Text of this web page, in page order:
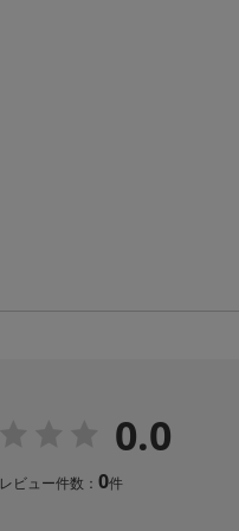
0.0
レビュー件数： 0件